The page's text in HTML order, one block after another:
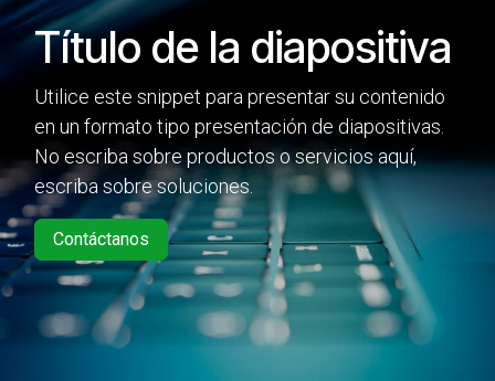
Título de la diapositiva
Utilice este snippet para presentar su contenido
en un formato tipo presentación de diapositivas.
No escriba sobre productos o servicios aquí,
escriba sobre soluciones.
Contáctanos